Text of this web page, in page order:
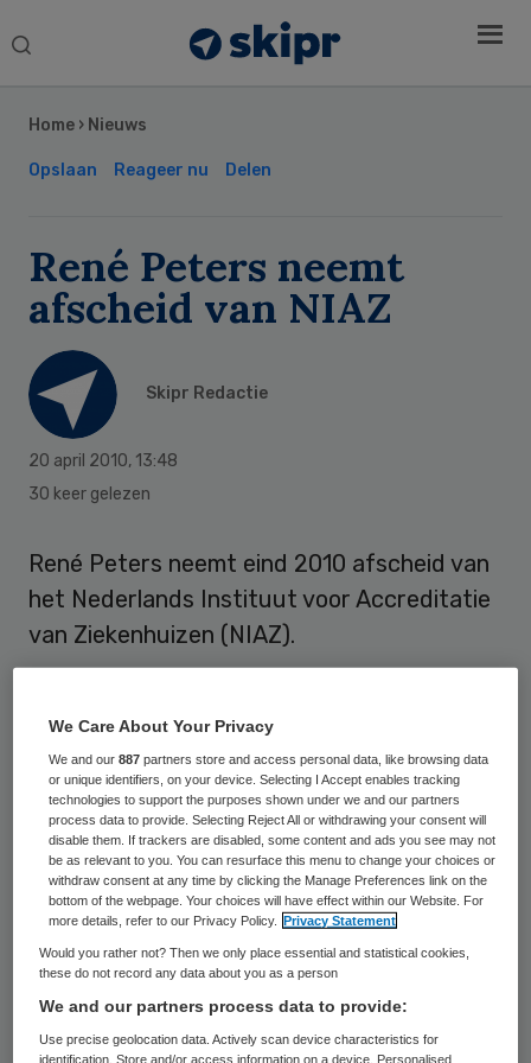
Search
Home › Nieuws
Opslaan Reageer nu Delen
René Peters neemt
afscheid van NIAZ
Skipr Redactie
20 april 2010, 13:48
30 keer gelezen
René Peters neemt eind 2010 afscheid van
het Nederlands Instituut voor Accreditatie
van Ziekenhuizen (NIAZ).
Organisatiewijziging NIAZ
HetNIAZheeft in april 2009 haar
governance-structuur gewijzigd door
bestuur en toezicht te scheiden in een raad
van bestuur en een raad van
commissarissen. Het NIAZ heeft toen aan
René Peters, de voorzitter van het
voormalige bestuur, gevraagd om leiding te
blijven geven in de transitieperiode tot de
definitieve raad van bestuur zich zou
Sidebar
We Care About Your Privacy
We and our887 partners store and access personal data, like browsing data
or unique identifiers, on your device. Selecting I Accept enables tracking
technologies to support the purposes shown under we and our partners
process data to provide. Selecting Reject All or withdrawing your consent will
disable them. If trackers are disabled, some content and ads you see may not
be as relevant to you. You can resurface this menu to change your choices or
withdraw consent at any time by clicking the Manage Preferences link on the
bottom of the webpage. Your choices will have effect within our Website. For
more details, refer to our Privacy Policy.
Privacy Statement
Would you rather not? Then we only place essential and statistical cookies,
these do not record any data about you as a person
We and our partners process data to provide:
Use precise geolocation data. Actively scan device characteristics for
identification. Store and/or access information on a device. Personalised